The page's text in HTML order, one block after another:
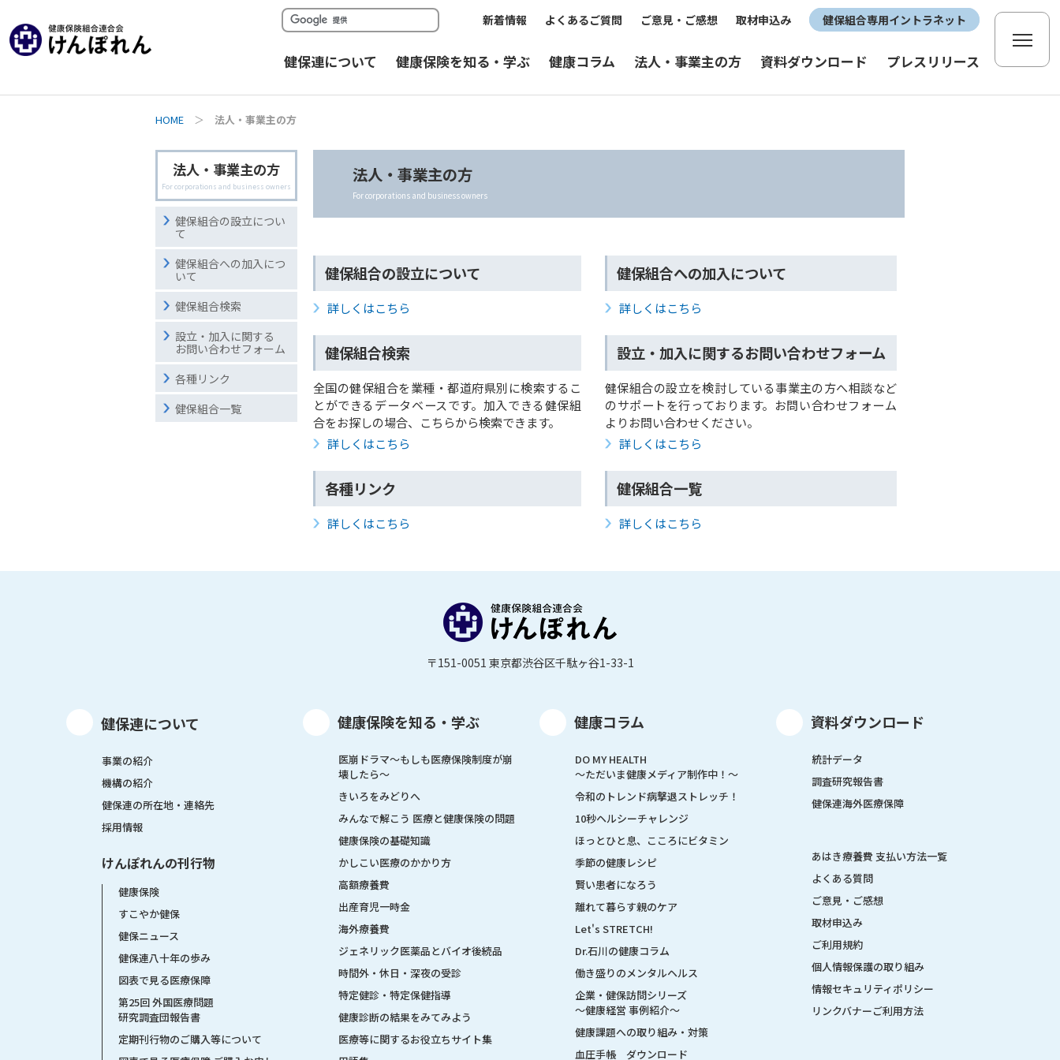
新着情報 よくあるご質問 ご意見・ご感想 取材申込み 健保組合専用イントラネット
健保連について 健康保険を知る・学ぶ 健康コラム 法人・事業主の方 資料ダウンロード プレスリリース
HOME ＞ 法人・事業主の方
法人・事業主の方
For corporations and business owners
健保組合の設立について
詳しくはこちら
健保組合への加入について
詳しくはこちら
健保組合検索
全国の健保組合を業種・都道府県別に検索するこ
とができるデータベースです。加入できる健保組
合をお探しの場合、こちらから検索できます。
詳しくはこちら
設立・加入に関するお問い合わせフォーム
健保組合の設立を検討している事業主の方へ相談など
のサポートを行っております。お問い合わせフォーム
よりお問い合わせください。
詳しくはこちら
各種リンク
詳しくはこちら
健保組合一覧
詳しくはこちら
法人・事業主の方
For corporations and business owners
健保組合の設立につい
て
健保組合への加入につ
いて
健保組合検索
設立・加入に関する
お問い合わせフォーム
各種リンク
健保組合一覧
〒151-0051 東京都渋谷区千駄ヶ谷1-33-1
健保連について
事業の紹介
機構の紹介
健保連の所在地・連絡先
採用情報
けんぽれんの刊行物
健康保険
すこやか健保
健保ニュース
健保連八十年の歩み
図表で見る医療保障
第25回 外国医療問題
研究調査団報告書
定期刊行物のご購入等について
健康保険を知る・学ぶ
医崩ドラマ〜もしも医療保険制度が崩
壊したら〜
きいろをみどりへ
みんなで解こう 医療と健康保険の問題
健康保険の基礎知識
かしこい医療のかかり方
高額療養費
出産育児一時金
海外療養費
ジェネリック医薬品とバイオ後続品
時間外・休日・深夜の受診
特定健診・特定保健指導
健康診断の結果をみてみよう
医療等に関するお役立ちサイト集
健康コラム
DO MY HEALTH
～ただいま健康メディア制作中！～
令和のトレンド病撃退ストレッチ！
10秒ヘルシーチャレンジ
ほっとひと息、こころにビタミン
季節の健康レシピ
賢い患者になろう
離れて暮らす親のケア
Let's STRETCH!
Dr.石川の健康コラム
働き盛りのメンタルヘルス
企業・健保訪問シリーズ
～健康経営 事例紹介～
健康課題への取り組み・対策
血圧手帳 ダウンロード
資料ダウンロード
統計データ
調査研究報告書
健保連海外医療保障
あはき療養費 支払い方法一覧
よくある質問
ご意見・ご感想
取材申込み
ご利用規約
個人情報保護の取り組み
情報セキュリティポリシー
リンクバナーご利用方法